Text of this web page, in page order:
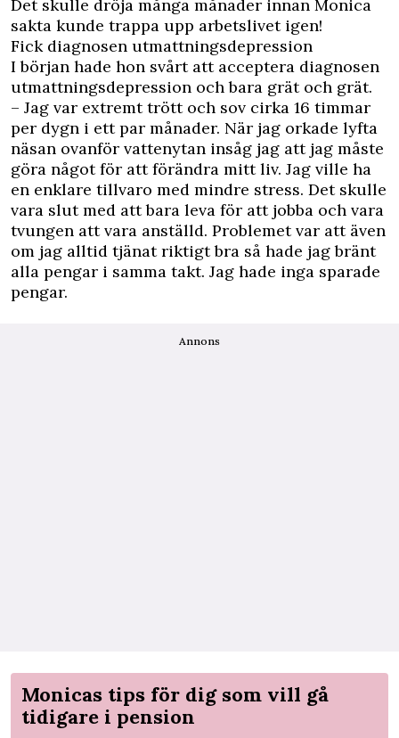
Det skulle dröja många månader innan Monica
sakta kunde trappa upp arbetslivet igen!
Fick diagnosen utmattningsdepression
I början hade hon svårt att acceptera diagnosen
utmattningsdepression och bara grät och grät.
– Jag var extremt trött och sov cirka 16 timmar
per dygn i ett par månader. När jag orkade lyfta
näsan ovanför vattenytan insåg jag att jag måste
göra något för att förändra mitt liv. Jag ville ha
en enklare tillvaro med mindre stress. Det skulle
vara slut med att bara leva för att jobba och vara
tvungen att vara anställd. Problemet var att även
om jag alltid tjänat riktigt bra så hade jag bränt
alla pengar i samma takt. Jag hade inga sparade
pengar.
Annons
Monicas tips för dig som vill gå
tidigare i pension